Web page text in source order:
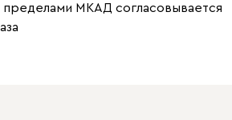
пределами МКАД согласовывается